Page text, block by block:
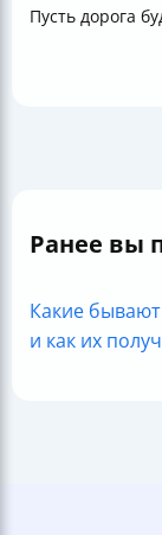
Пусть дорога
Ранее вы
Какие
и как их